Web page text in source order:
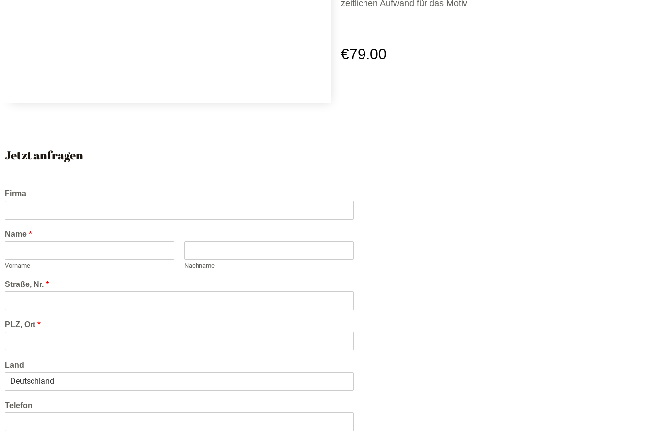
zeitlichen Aufwand für das Motiv
€79.00
Jetzt anfragen
Firma
Name *
Vorname Nachname
Straße, Nr. *
PLZ, Ort *
Land
Telefon